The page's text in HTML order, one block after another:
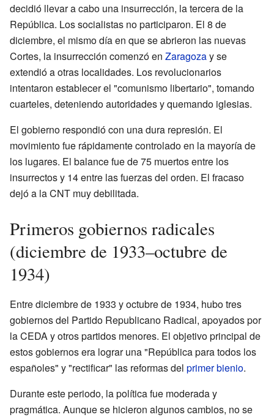
decidió llevar a cabo una insurrección, la tercera de la
República. Los socialistas no participaron. El 8 de
diciembre, el mismo día en que se abrieron las nuevas
Cortes, la insurrección comenzó en Zaragozay se
extendió a otras localidades. Los revolucionarios
intentaron establecer el "comunismo libertario", tomando
cuarteles, deteniendo autoridades y quemando iglesias.
El gobierno respondió con una dura represión. El
movimiento fue rápidamente controlado en la mayoría de
los lugares. El balance fue de 75 muertos entre los
insurrectos y 14 entre las fuerzas del orden. El fracaso
dejó a la CNT muy debilitada.
Primeros gobiernos radicales
(diciembre de 1933–octubre de
1934)
Entre diciembre de 1933 y octubre de 1934, hubo tres
gobiernos del Partido Republicano Radical, apoyados por
la CEDA y otros partidos menores. El objetivo principal de
estos gobiernos era lograr una "República para todos los
españoles" y "rectificar" las reformas del primer bienio.
Durante este periodo, la política fue moderada y
pragmática. Aunque se hicieron algunos cambios, no se